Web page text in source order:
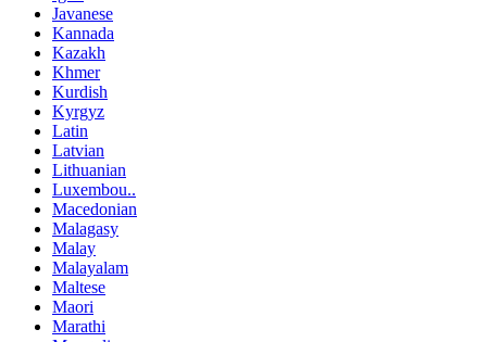
Javanese
Kannada
Kazakh
Khmer
Kurdish
Kyrgyz
Latin
Latvian
Lithuanian
Luxembou..
Macedonian
Malagasy
Malay
Malayalam
Maltese
Maori
Marathi